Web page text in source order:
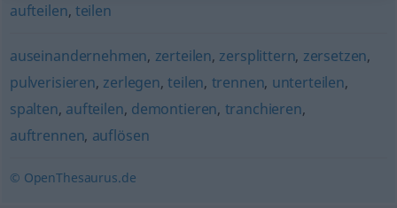
aufteilen, teilen
auseinandernehmen, zerteilen, zersplittern, zersetzen,
pulverisieren, zerlegen,teilen, trennen, unterteilen,
spalten, aufteilen, demontieren, tranchieren,
auftrennen, auflösen
© OpenThesaurus.de